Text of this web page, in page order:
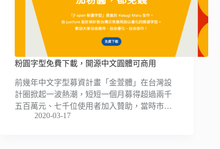
粉圓字型免費下載，開源中文圓體可商用
前幾年中文字型募資計畫「金萱體」在台灣設
計圈掀起一波熱潮，短短一個月募得超過兩千
五百萬元、七千位使用者加入贊助，當時市…
2020-03-17